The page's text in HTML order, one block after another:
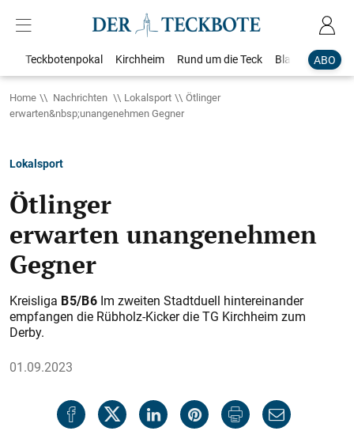
ABO
Teckbotenpokal Kirchheim Rund um die Teck Blaulicht
Home Nachrichten Lokalsport
Ötlinger
erwarten&nbsp;unangenehmen Gegner
Lokalsport
Ötlinger
erwarten unangenehmen
Gegner
Kreisliga B 5/B 6 Im zweiten Stadtduell hintereinander
empfangen die Rübholz-Kicker die TG Kirchheim zum
Derby.
01.09.2023